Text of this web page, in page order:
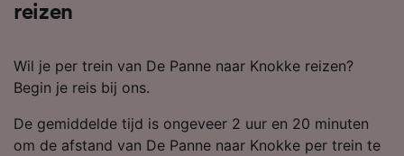
reizen
Wil je per trein van De Panne naar Knokke reizen?
Begin je reis bij ons.
De gemiddelde tijd is ongeveer 2 uur en 20 minuten
om de afstand van De Panne naar Knokke per trein te